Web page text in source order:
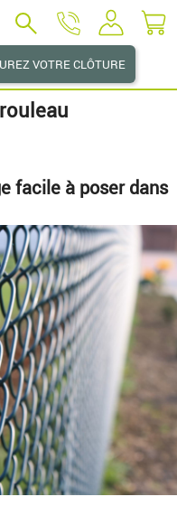
VOTRE CLÔTURE
facile à poser dans